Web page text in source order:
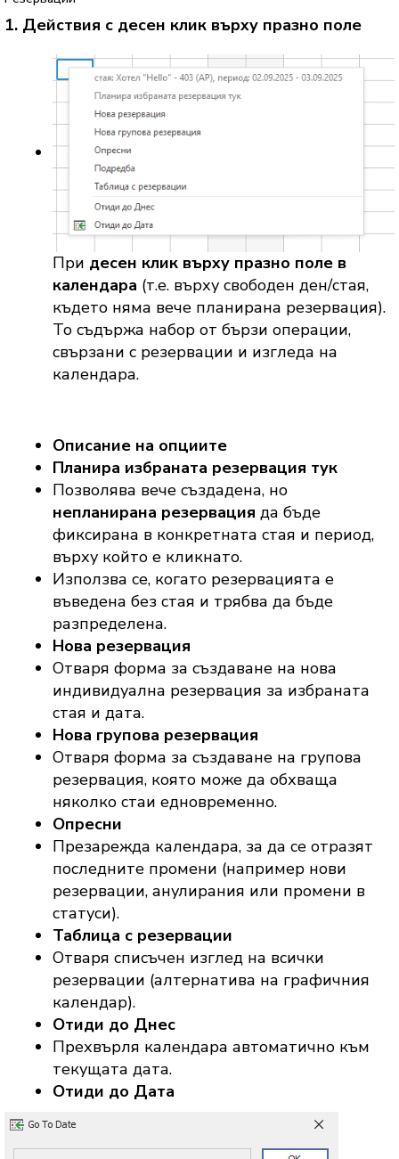
1. Действия с десен клик върху празно поле
При десен клик върху празно поле в
календара (т.е. върху свободен ден/стая,
където няма вече планирана резервация).
То съдържа набор от бързи операции,
свързани с резервации и изгледа на
календара.
Описание на опциите
Планира избраната резервация тук
Позволява вече създадена, но
непланирана резервация да бъде
фиксирана в конкретната стая и период,
върху който е кликнато.
Използва се, когато резервацията е
въведена без стая и трябва да бъде
разпределена.
Нова резервация
Отваря форма за създаване на нова
индивидуална резервация за избраната
стая и дата.
Нова групова резервация
Отваря форма за създаване на групова
резервация, която може да обхваща
няколко стаи едновременно.
Опресни
Презарежда календара, за да се отразят
последните промени (например нови
резервации, анулирания или промени в
статуси).
Таблица с резервации
Отваря списъчен изглед на всички
резервации (алтернатива на графичния
календар).
Отиди до Днес
Прехвърля календара автоматично към
текущата дата.
Отиди до Дата